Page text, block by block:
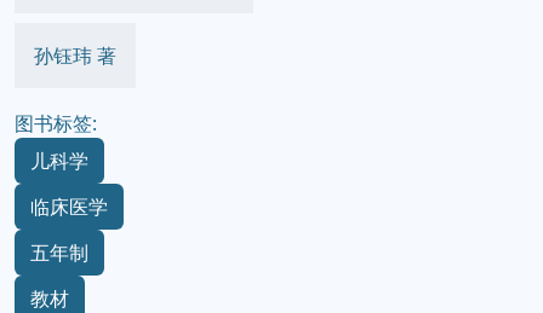
孙钰玮 著
图书标签:
儿科学
临床医学
五年制
教材